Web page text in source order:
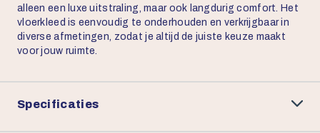
alleen een luxe uitstraling, maar ook langdurig comfort. Het
vloerkleed is eenvoudig te onderhouden en verkrijgbaar in
diverse afmetingen, zodat je altijd de juiste keuze maakt
voor jouw ruimte.
Specificaties